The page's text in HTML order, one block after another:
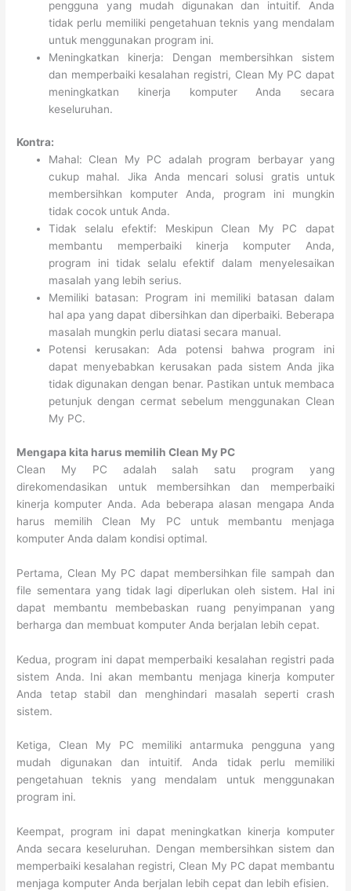
pengguna yang mudah digunakan dan intuitif. Anda
tidak perlu memiliki pengetahuan teknis yang mendalam
untuk menggunakan program ini.
Meningkatkan kinerja: Dengan membersihkan sistem
dan memperbaiki kesalahan registri, Clean My PC dapat
meningkatkan kinerja komputer Anda secara
keseluruhan.
Kontra:
Mahal: Clean My PC adalah program berbayar yang
cukup mahal. Jika Anda mencari solusi gratis untuk
membersihkan komputer Anda, program ini mungkin
tidak cocok untuk Anda.
Tidak selalu efektif: Meskipun Clean My PC dapat
membantu memperbaiki kinerja komputer Anda,
program ini tidak selalu efektif dalam menyelesaikan
masalah yang lebih serius.
Memiliki batasan: Program ini memiliki batasan dalam
hal apa yang dapat dibersihkan dan diperbaiki. Beberapa
masalah mungkin perlu diatasi secara manual.
Potensi kerusakan: Ada potensi bahwa program ini
dapat menyebabkan kerusakan pada sistem Anda jika
tidak digunakan dengan benar. Pastikan untuk membaca
petunjuk dengan cermat sebelum menggunakan Clean
My PC.
Mengapa kita harus memilih Clean My PC
Clean My PC adalah salah satu program yang
direkomendasikan untuk membersihkan dan memperbaiki
kinerja komputer Anda. Ada beberapa alasan mengapa Anda
harus memilih Clean My PC untuk membantu menjaga
komputer Anda dalam kondisi optimal.
Pertama, Clean My PC dapat membersihkan file sampah dan
file sementara yang tidak lagi diperlukan oleh sistem. Hal ini
dapat membantu membebaskan ruang penyimpanan yang
berharga dan membuat komputer Anda berjalan lebih cepat.
Kedua, program ini dapat memperbaiki kesalahan registri pada
sistem Anda. Ini akan membantu menjaga kinerja komputer
Anda tetap stabil dan menghindari masalah seperti crash
sistem.
Ketiga, Clean My PC memiliki antarmuka pengguna yang
mudah digunakan dan intuitif. Anda tidak perlu memiliki
pengetahuan teknis yang mendalam untuk menggunakan
program ini.
Keempat, program ini dapat meningkatkan kinerja komputer
Anda secara keseluruhan. Dengan membersihkan sistem dan
memperbaiki kesalahan registri, Clean My PC dapat membantu
menjaga komputer Anda berjalan lebih cepat dan lebih efisien.